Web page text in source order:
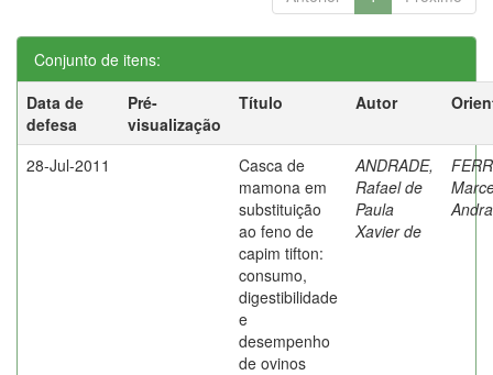
Conjunto de itens:
Data de
defesa
Pré-
visualização
Título Autor
28-Jul-2011
Casca de
mamona em
substituição
ao feno de
capim tifton:
consumo,
digestibilidade
e
desempenho
de ovinos
ANDRADE,
Rafael de
Paula
Xavier de